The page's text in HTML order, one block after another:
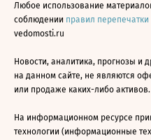
Любое использование
соблюдении правил перепечатки
vedomosti.ru
Новости, аналитика, прогнозы и
на данном сайте, не являются
или продаже каких-либо активов.
На информационном ресурсе
технологии (информационные